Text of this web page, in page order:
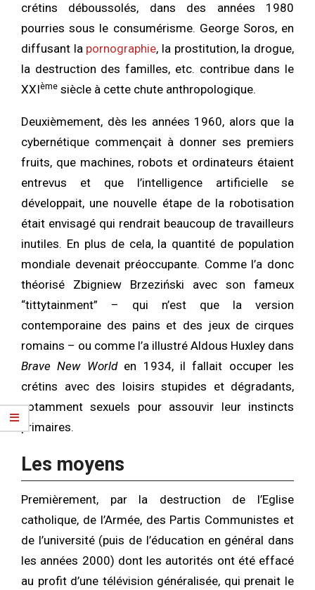
crétins déboussolés, dans des années 1980
pourries sous le consumérisme. George Soros, en
diffusant la pornographie, la prostitution, la drogue,
la destruction des familles, etc. contribue dans le
XXIème siècle à cette chute anthropologique.
Deuxièmement, dès les années 1960, alors que la
cybernétique commençait à donner ses premiers
fruits, que machines, robots et ordinateurs étaient
entrevus et que l’intelligence artificielle se
développait, une nouvelle étape de la robotisation
était envisagé qui rendrait beaucoup de travailleurs
inutiles. En plus de cela, la quantité de population
mondiale devenait préoccupante. Comme l’a donc
théorisé Zbigniew Brzeziński avec son fameux
“tittytainment” – qui n’est que la version
contemporaine des pains et des jeux de cirques
romains – ou comme l’a illustré Aldous Huxley dans
Brave New Worlden 1934, il fallait occuper les
crétins avec des loisirs stupides et dégradants,
notamment sexuels pour assouvir leur instincts
primaires.
Les moyens
Premièrement, par la destruction de l’Eglise
catholique, de l’Armée, des Partis Communistes et
de l’université (puis de l’éducation en général dans
les années 2000) dont les autorités ont été effacé
au profit d’une télévision généralisée, qui prenait le